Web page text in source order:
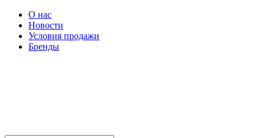
О нас
Новости
Условия продажи
Бренды